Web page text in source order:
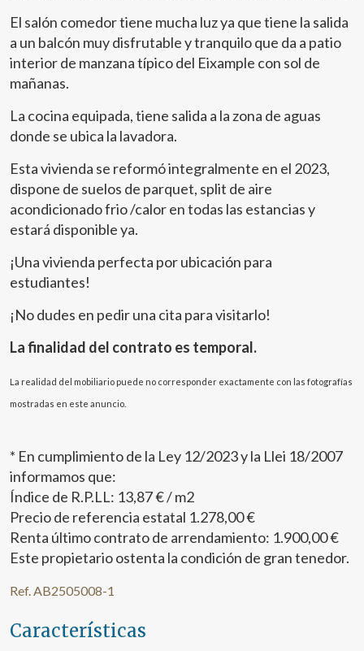
El salón comedor tiene mucha luz ya que tiene la salida
a un balcón muy disfrutable y tranquilo que da a patio
interior de manzana típico del Eixample con sol de
mañanas.
La cocina equipada, tiene salida a la zona de aguas
donde se ubica la lavadora.
Esta vivienda se reformó integralmente en el 2023,
dispone de suelos de parquet, split de aire
acondicionado frio /calor en todas las estancias y
estará disponible ya.
¡Una vivienda perfecta por ubicación para
estudiantes!
¡No dudes en pedir una cita para visitarlo!
La finalidad del contrato es temporal.
La realidad del mobiliario puede no corresponder exactamente con las fotografías
mostradas en este anuncio.
* En cumplimiento de la Ley 12/2023 y la Llei 18/2007
informamos que:
Índice de R.P.LL: 13,87 € / m2
Precio de referencia estatal 1.278,00 €
Renta último contrato de arrendamiento: 1.900,00 €
Este propietario ostenta la condición de gran tenedor.
Ref. AB2505008-1
Características
Técnicas y funcionales
Este sitio web utiliza Cookies propias para recopilar
información con la finalidad de mejorar nuestros servicios.
Si continua navegando, supone la aceptación de la
instalación de las mismas. El usuario tiene la posibilidad
de configurar su navegador pudiendo, si así lo desea,
impedir que sean instaladas en su disco duro, aunque
dificultades de navegación de la página web.
Analíticas y personalización